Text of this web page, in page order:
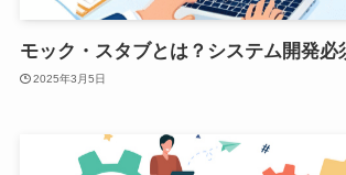
モック・スタブとは？システム開発必
2025年3月5日